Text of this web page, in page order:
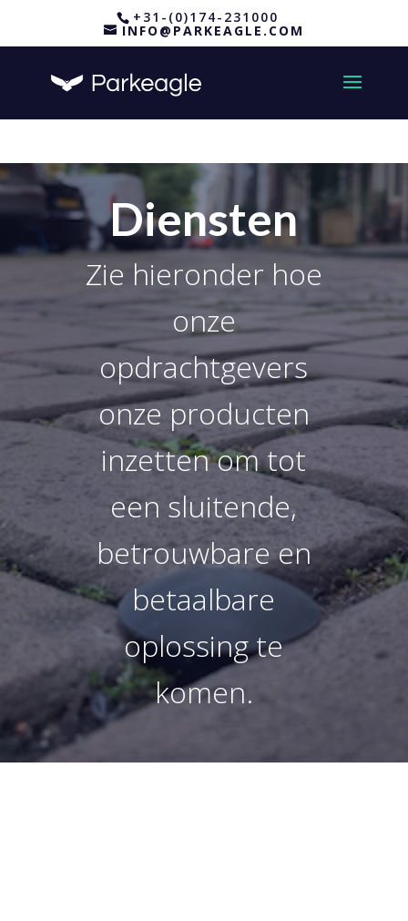
+31-(0)174-231000
INFO@PARKEAGLE.COM
Diensten
Zie hieronder hoe
onze
opdrachtgevers
onze producten
inzetten om tot
een sluitende,
betrouwbare en
betaalbare
oplossing te
komen.